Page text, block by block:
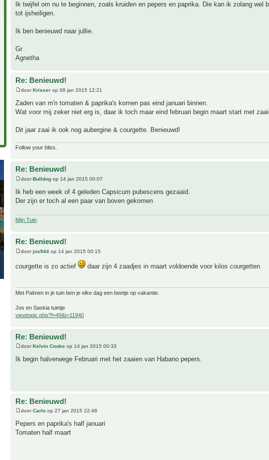
Ik twijfel om nu te beginnen, zoals kruiden en pepers en paprika. Die kan ik zolang wel
tot ijsheiligen.
Ik ben benieuwd naar jullie.
Gr
Agnetha
Re: Benieuwd!
doorKrisser op 08 jan 2015 12:21
Zaden van m'n tomaten & paprika's komen pas eind januari binnen.
Wat voor mij zeker niet erg is, daar ik toch maar eind februari begin maart start met
Dit jaar zaai ik ook nog aubergine & courgette. Benieuwd!
Follow your bliss.
Re: Benieuwd!
doorBulldog op 14 jan 2015 00:07
Ik heb een week of 4 geleden Capsicum pubescens gezaaid.
Der zijn er toch al een paar van boven gekomen
Mijn Tuin
Re: Benieuwd!
doorjos944 op 14 jan 2015 00:15
courgette is zo actief daar zijn 4 zaadjes in maart voldoende voor kilos courgetten
Met Palmen in je tuin ben je elke dag een beetje op vakantie.
Jos en Saskia tuintje
viewtopic.php?f=49&t=11940
Re: Benieuwd!
doorKelvin Cooke op 14 jan 2015 00:33
Ik begin halverwege Februari met het zaaien van Habano pepers.
Re: Benieuwd!
doorCarlo op 27 jan 2015 22:48
Pepers en paprika's half januari
Tomaten half maart